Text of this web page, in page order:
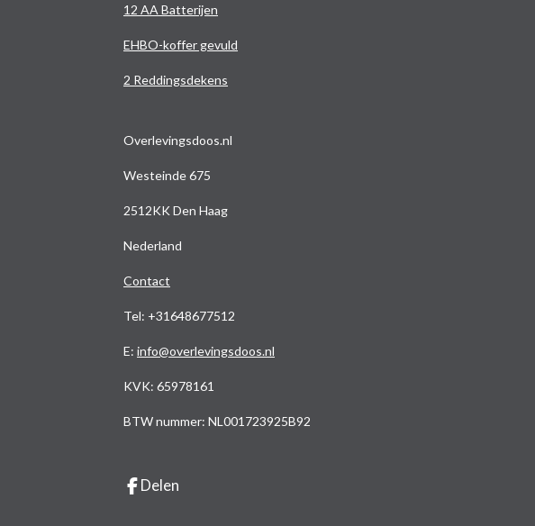
12 AA Batterijen
EHBO-koffer gevuld
2 Reddingsdekens
Overlevingsdoos.nl
Westeinde 675
2512KK Den Haag
Nederland
Contact
Tel: +31648677512
E: info@overlevingsdoos.nl
KVK: 65978161
BTW nummer: NL001723925B92
Delen